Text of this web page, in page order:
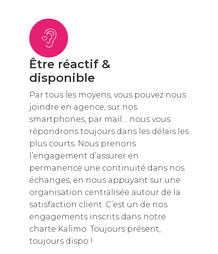
Être réactif &
disponible
Par tous les moyens, vous pouvez nous
joindre en agence, sur nos
smartphones, par mail… nous vous
répondrons toujours dans les délais les
plus courts. Nous prenons
l’engagement d’assurer en
permanence une continuité dans nos
échanges, en nous appuyant sur une
organisation centralisée autour de la
satisfaction client. C’est un de nos
engagements inscrits dans notre
charte Kalimo. Toujours présent,
toujours dispo !